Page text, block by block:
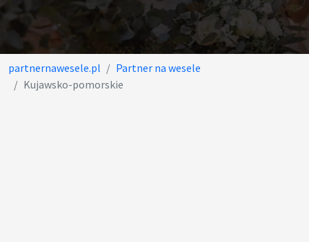
partnernawesele.pl
Partner na wesele
Kujawsko-pomorskie